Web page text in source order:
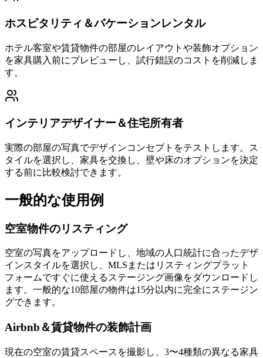
ホスピタリティ＆バケーションレンタル
ホテル客室や賃貸物件の部屋のレイアウトや装飾オプション
を家具購入前にプレビューし、試行錯誤のコストを削減しま
す。
インテリアデザイナー＆住宅所有者
実際の部屋の写真でデザインコンセプトをテストします。ス
タイルを選択し、家具を交換し、壁や床のオプションを決定
する前に比較検討できます。
一般的な使用例
空室物件のリスティング
空室の写真をアップロードし、地域の人口統計に合ったデザ
インスタイルを選択し、MLSまたはリスティングプラット
フォームですぐに使えるステージング画像をダウンロードし
ます。一般的な10部屋の物件は15分以内に完全にステージン
グできます。
Airbnb＆賃貸物件の装飾計画
現在の空室の賃貸スペースを撮影し、3〜4種類の異なる家具